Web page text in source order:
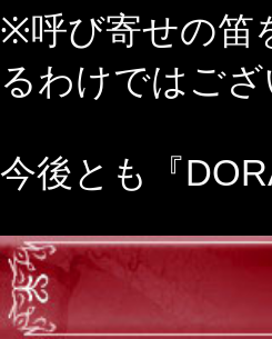
※呼び寄せの笛
るわけではござ
今後とも『